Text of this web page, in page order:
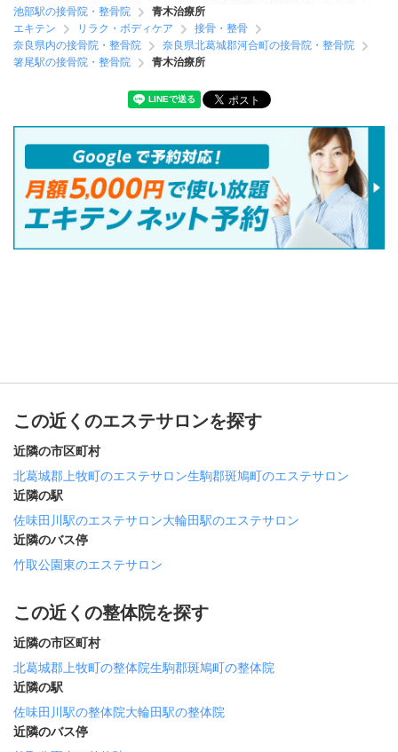
池部駅の接骨院・整骨院
青木治療所
エキテン
リラク・ボディケア
接骨・整骨
奈良県内の接骨院・整骨院
奈良県北葛城郡河合町の接骨院・整骨院
箸尾駅の接骨院・整骨院
青木治療所
この近くのエステサロンを探す
近隣の市区町村
北葛城郡上牧町のエステサロン生駒郡斑鳩町のエステサロン
近隣の駅
佐味田川駅のエステサロン大輪田駅のエステサロン
近隣のバス停
竹取公園東のエステサロン
この近くの整体院を探す
近隣の市区町村
北葛城郡上牧町の整体院生駒郡斑鳩町の整体院
近隣の駅
佐味田川駅の整体院大輪田駅の整体院
近隣のバス停